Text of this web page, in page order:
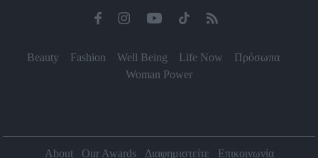
Beauty Fashion Well Being Life Now
Πρόσωπα
Woman Power
About Our Awards Διαφημιστείτε Επικοινωνία